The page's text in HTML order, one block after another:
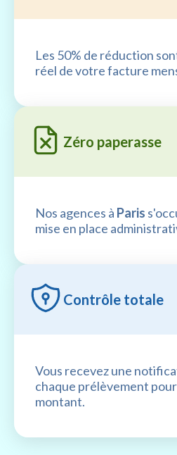
Les 50% de réduction
réel de votre facture
Zéro paperasse
Nos agences à Paris
mise en place
Contrôle totale
Vous recevez une
chaque prélèvement
montant.